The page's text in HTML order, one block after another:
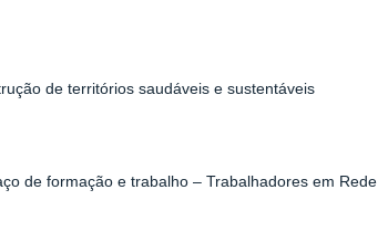
de territórios saudáveis e sustentáveis
de formação e trabalho – Trabalhadores em Rede